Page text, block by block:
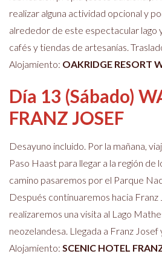
realizar alguna actividad opcional y
alrededor de este espectacular lago
cafés y tiendas de artesanías.
Alojamiento: OAKRIDGE RESORT
Día 13 (Sábado)
FRANZ JOSEF
Desayuno incluido. Por la mañana,
Paso Haast para llegar a la región de
camino pasaremos por el Parque
Después continuaremos hacia Franz
realizaremos una visita al Lago
neozelandesa. Llegada a Franz
Alojamiento: SCENIC HOTEL